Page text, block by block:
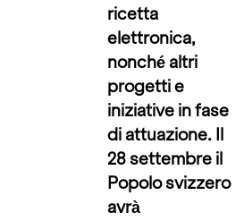
ricetta
elettronica,
nonché altri
progetti e
iniziative in fase
di attuazione. Il
28 settembre il
Popolo svizzero
avrà